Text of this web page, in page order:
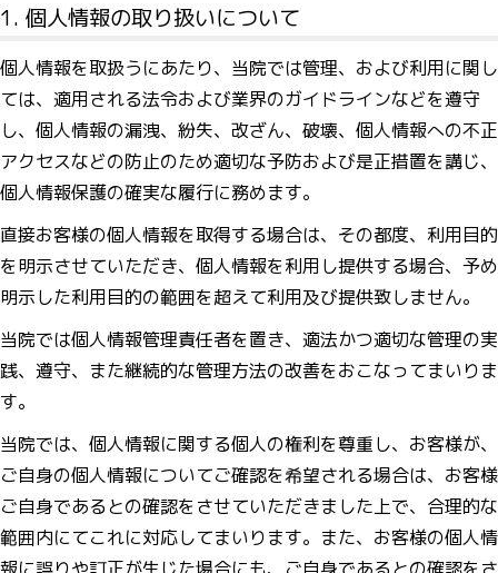
1. 個人情報の取り扱いについて
個人情報を取扱うにあたり、当院では管理、および利用に関し
ては、適用される法令および業界のガイドラインなどを遵守
し、個人情報の漏洩、紛失、改ざん、破壊、個人情報への不正
アクセスなどの防止のため適切な予防および是正措置を講じ、
個人情報保護の確実な履行に務めます。
直接お客様の個人情報を取得する場合は、その都度、利用目的
を明示させていただき、個人情報を利用し提供する場合、予め
明示した利用目的の範囲を超えて利用及び提供致しません。
当院では個人情報管理責任者を置き、適法かつ適切な管理の実
践、遵守、また継続的な管理方法の改善をおこなってまいりま
す。
当院では、個人情報に関する個人の権利を尊重し、お客様が、
ご自身の個人情報についてご確認を希望される場合は、お客様
ご自身であるとの確認をさせていただきました上で、合理的な
範囲内にてこれに対応してまいります。また、お客様の個人情
報に誤りや訂正が生じた場合にも、ご自身であるとの確認をさ